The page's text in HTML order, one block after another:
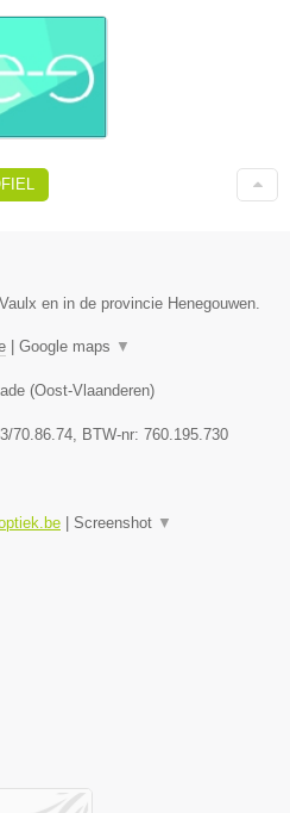
en in de provincie Henegouwen.
Google maps ▼
(Oost-Vlaanderen)
70.86.74, BTW-nr: 760.195.730
Screenshot ▼